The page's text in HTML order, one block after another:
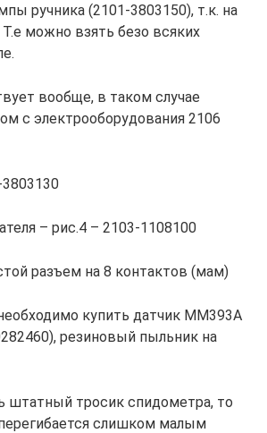
ручника (2101-3803150), т.к. на
можно взять безо всяких
вообще, в таком случае
с электрооборудования 2106
– рис.4 – 2103-1108100
разъем на 8 контактов (мам)
купить датчик ММ393А
резиновый пыльник на
штатный тросик спидометра, то
слишком малым